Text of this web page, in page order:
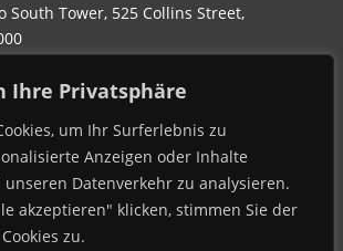
Ihre Privatsphäre
um Ihr Surferlebnis zu
Anzeigen oder Inhalte
Datenverkehr zu analysieren.
akzeptieren" klicken, stimmen Sie der
zu.
South Tower, 525 Collins Street,